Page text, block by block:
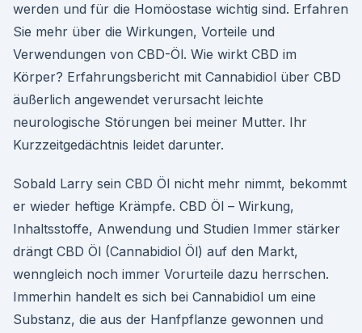
werden und für die Homöostase wichtig sind. Erfahren
Sie mehr über die Wirkungen, Vorteile und
Verwendungen von CBD-Öl. Wie wirkt CBD im
Körper? Erfahrungsbericht mit Cannabidiol über CBD
äußerlich angewendet verursacht leichte
neurologische Störungen bei meiner Mutter. Ihr
Kurzzeitgedächtnis leidet darunter.
Sobald Larry sein CBD Öl nicht mehr nimmt, bekommt
er wieder heftige Krämpfe. CBD Öl – Wirkung,
Inhaltsstoffe, Anwendung und Studien Immer stärker
drängt CBD Öl (Cannabidiol Öl) auf den Markt,
wenngleich noch immer Vorurteile dazu herrschen.
Immerhin handelt es sich bei Cannabidiol um eine
Substanz, die aus der Hanfpflanze gewonnen und